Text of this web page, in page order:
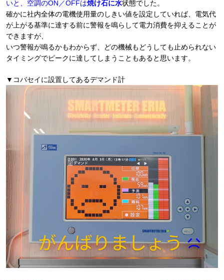
いと、空調のON／OFFは焼け石に水状態でした。
確かに社内全体の電機使用量のしきい値を設定していれば、電気代
が上がる基準に達する前に警報を鳴らして電力消費を抑えることが
できますが、
いつ警報が鳴るかもわからず、どの機械もどうしても止められない
タイミングでピークに達してしまうこともあると思います。
▼コバセイに設置してあるデマンド計